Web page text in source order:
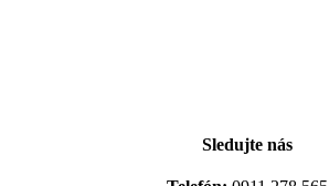
Sledujte nás